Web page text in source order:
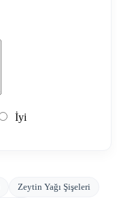
İyi
Zeytin Yağı Şişeleri